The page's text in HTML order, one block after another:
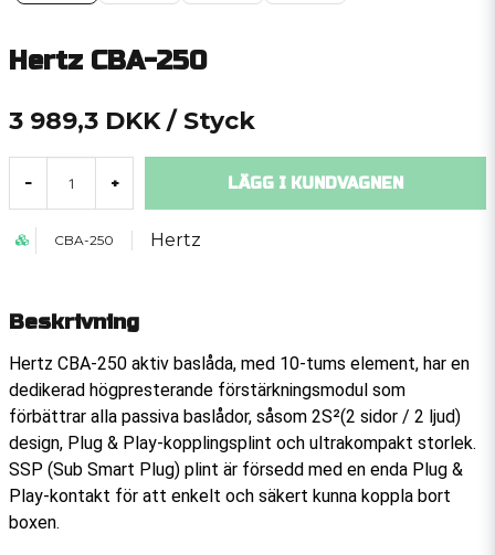
Hertz CBA-250
3 989,3 DKK / Styck
- + LÄGG I KUNDVAGNEN
CBA-250 Hertz
Beskrivning
Hertz CBA-250 aktiv baslåda, med 10-tums element, har en
dedikerad högpresterande förstärkningsmodul som
förbättrar alla passiva baslådor, såsom 2S²(2 sidor / 2 ljud)
design, Plug & Play-kopplingsplint och ultrakompakt storlek.
SSP (Sub Smart Plug) plint är försedd med en enda Plug &
Play-kontakt för att enkelt och säkert kunna koppla bort
boxen.